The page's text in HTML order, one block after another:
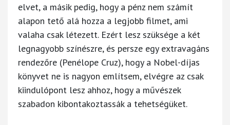
elvet, a másik pedig, hogy a pénz nem számít
alapon tető alá hozza a legjobb filmet, ami
valaha csak létezett. Ezért lesz szüksége a két
legnagyobb színészre, és persze egy extravagáns
rendezőre (Penélope Cruz), hogy a Nobel-díjas
könyvet ne is nagyon említsem, elvégre az csak
kiindulópont lesz ahhoz, hogy a művészek
szabadon kibontakoztassák a tehetségüket.